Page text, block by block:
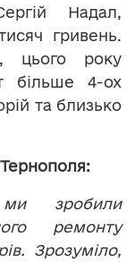
Надал,
гривень.
цього року
більше 4-ох
та близько
зробили
ремонту
Зрозуміло,